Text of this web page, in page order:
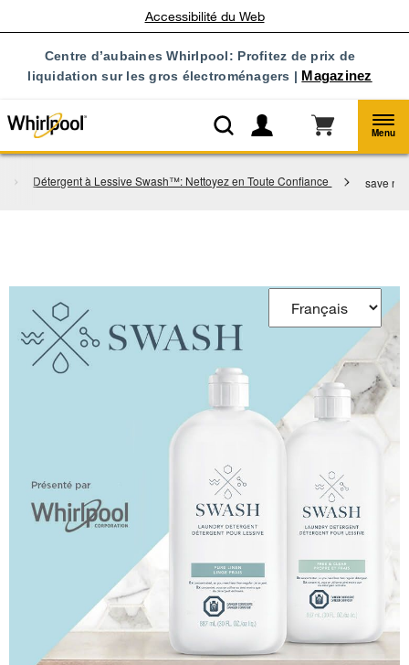
Centre d’aubaines Whirlpool: Profitez de prix de
liquidation sur les gros électroménagers | Magazinez
Accessibilité du Web
Menu
Détergent à Lessive Swash™: Nettoyez en Toute Confiance save